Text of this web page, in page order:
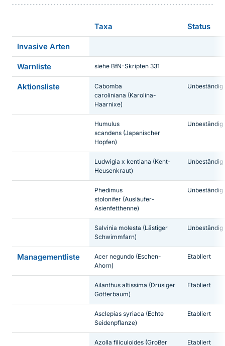
Taxa Status
Invasive Arten
Warnliste siehe BfN-Skripten 331
Aktionsliste
Cabomba
caroliniana (Karolina-
Haarnixe)
Unbeständig
Humulus
scandens (Japanischer
Hopfen)
Unbeständig
Ludwigia x kentiana (Kent-
Heusenkraut)
Unbeständig
Phedimus
stolonifer (Ausläufer-
Asienfetthenne)
Unbeständig
Salvinia molesta (Lästiger
Schwimmfarn)
Unbeständig
Managementliste Acer negundo (Eschen-
Ahorn)
Etabliert
Ailanthus altissima (Drüsiger
Götterbaum)
Etabliert
Asclepias syriaca (Echte
Seidenpflanze)
Etabliert
Azolla filiculoides (Großer Etabliert